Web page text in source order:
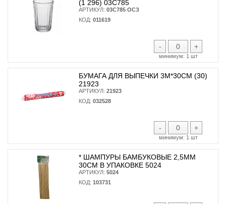
(1 296) 03С785
АРТИКУЛ: 03С785 ОСЗ
КОД: 011619
- +
минимум: 1 шт
БУМАГА ДЛЯ ВЫПЕЧКИ 3М*30СМ (30)
21923
АРТИКУЛ: 21923
КОД: 032528
- +
минимум: 1 шт
* ШАМПУРЫ БАМБУКОВЫЕ 2,5ММ
30СМ В УПАКОВКЕ 5024
АРТИКУЛ: 5024
КОД: 103731